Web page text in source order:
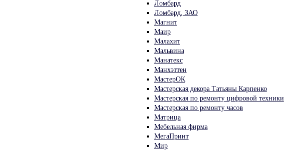
Ломбард
Ломбард, ЗАО
Магнит
Маир
Малахит
Мальвина
Манатекс
Манхэттен
МастерОК
Мастерская декора Татьяны Карпенко
Мастерская по ремонту цифровой техники
Мастерская по ремонту часов
Матрица
Мебельная фирма
МегаПринт
Мир